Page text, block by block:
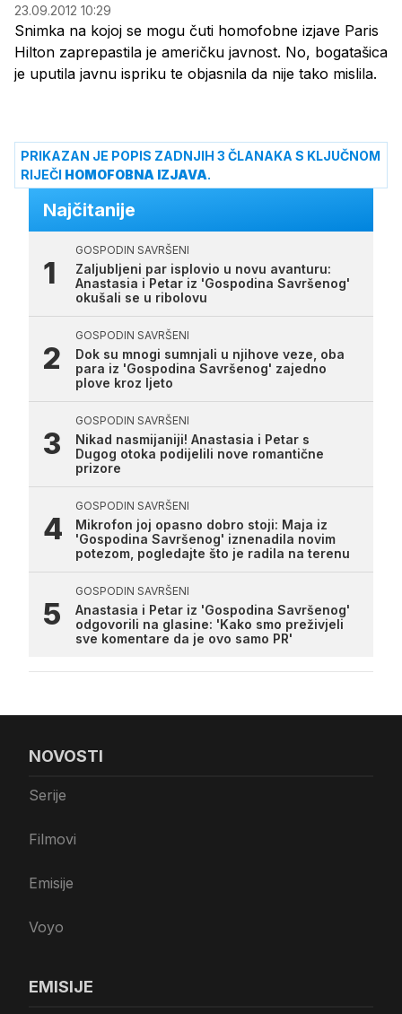
23.09.2012 10:29
Snimka na kojoj se mogu čuti homofobne izjave Paris
Hilton zaprepastila je američku javnost. No, bogatašica
je uputila javnu ispriku te objasnila da nije tako mislila.
PRIKAZAN JE POPIS ZADNJIH 3 ČLANAKA S KLJUČNOM
RIJEČI HOMOFOBNA IZJAVA.
Najčitanije
GOSPODIN SAVRŠENI
Zaljubljeni par isplovio u novu avanturu:
Anastasia i Petar iz 'Gospodina Savršenog'
okušali se u ribolovu
GOSPODIN SAVRŠENI
Dok su mnogi sumnjali u njihove veze, oba
para iz 'Gospodina Savršenog' zajedno
plove kroz ljeto
GOSPODIN SAVRŠENI
Nikad nasmijaniji! Anastasia i Petar s
Dugog otoka podijelili nove romantične
prizore
GOSPODIN SAVRŠENI
Mikrofon joj opasno dobro stoji: Maja iz
'Gospodina Savršenog' iznenadila novim
potezom, pogledajte što je radila na terenu
GOSPODIN SAVRŠENI
Anastasia i Petar iz 'Gospodina Savršenog'
odgovorili na glasine: 'Kako smo preživjeli
sve komentare da je ovo samo PR'
NOVOSTI
Serije
Filmovi
Emisije
Voyo
EMISIJE